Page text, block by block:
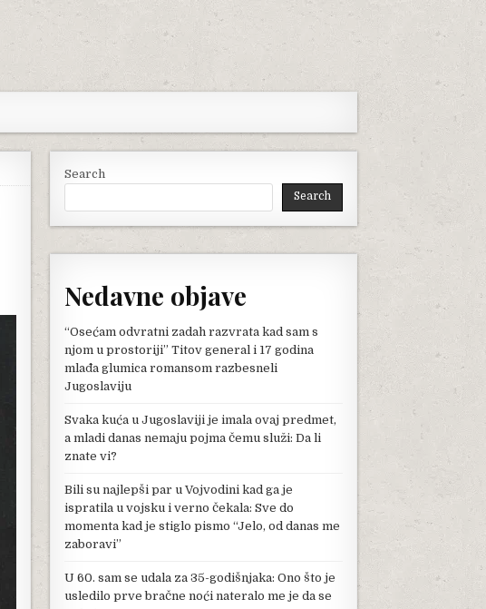
Search
Search
Nedavne objave
“Osećam odvratni zadah razvrata kad sam s
njom u prostoriji” Titov general i 17 godina
mlađa glumica romansom razbesneli
Jugoslaviju
Svaka kuća u Jugoslaviji je imala ovaj predmet,
a mladi danas nemaju pojma čemu služi: Da li
znate vi?
Bili su najlepši par u Vojvodini kad ga je
ispratila u vojsku i verno čekala: Sve do
momenta kad je stiglo pismo “Jelo, od danas me
zaboravi”
U 60. sam se udala za 35-godišnjaka: Ono što je
usledilo prve bračne noći nateralo me je da se